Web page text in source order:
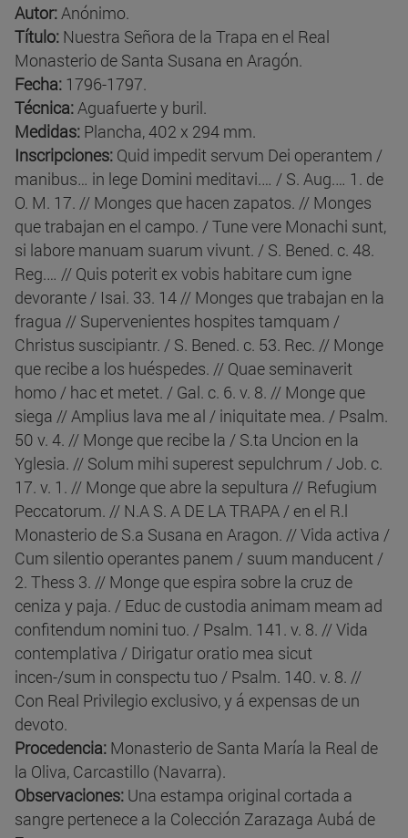
Autor: Anónimo.
Título: Nuestra Señora de la Trapa en el Real
Monasterio de Santa Susana en Aragón.
Fecha: 1796-1797.
Técnica: Aguafuerte y buril.
Medidas: Plancha, 402 x 294 mm.
Inscripciones: Quid impedit servum Dei operantem /
manibus… in lege Domini meditavi.… / S. Aug.… 1. de
O. M. 17. // Monges que hacen zapatos. // Monges
que trabajan en el campo. / Tune vere Monachi sunt,
si labore manuam suarum vivunt. / S. Bened. c. 48.
Reg.… // Quis poterit ex vobis habitare cum igne
devorante / Isai. 33. 14 // Monges que trabajan en la
fragua // Supervenientes hospites tamquam /
Christus suscipiantr. / S. Bened. c. 53. Rec. // Monge
que recibe a los huéspedes. // Quae seminaverit
homo / hac et metet. / Gal. c. 6. v. 8. // Monge que
siega // Amplius lava me al / iniquitate mea. / Psalm.
50 v. 4. // Monge que recibe la / S.ta Uncion en la
Yglesia. // Solum mihi superest sepulchrum / Job. c.
17. v. 1. // Monge que abre la sepultura // Refugium
Peccatorum. // N.A S. A DE LA TRAPA / en el R.l
Monasterio de S.a Susana en Aragon. // Vida activa /
Cum silentio operantes panem / suum manducent /
2. Thess 3. // Monge que espira sobre la cruz de
ceniza y paja. / Educ de custodia animam meam ad
confitendum nomini tuo. / Psalm. 141. v. 8. // Vida
contemplativa / Dirigatur oratio mea sicut
incen-/sum in conspectu tuo / Psalm. 140. v. 8. //
Con Real Privilegio exclusivo, y á expensas de un
devoto.
Procedencia: Monasterio de Santa María la Real de
la Oliva, Carcastillo (Navarra).
Observaciones: Una estampa original cortada a
sangre pertenece a la Colección Zarazaga Aubá de